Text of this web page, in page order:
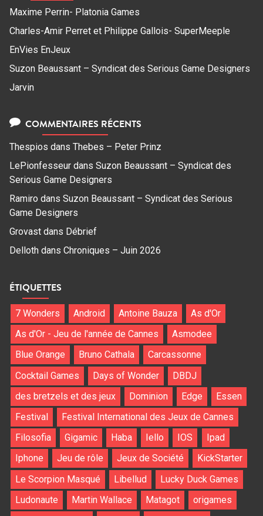
Maxime Perrin- Platonia Games
Charles-Amir Perret et Philippe Gallois- SuperMeeple
EnVies EnJeux
Suzon Beaussant – Syndicat des Serious Game Designers
Jarvin
COMMENTAIRES RÉCENTS
Thespios dans Thebes – Peter Prinz
LePionfesseur dans Suzon Beaussant – Syndicat des
Serious Game Designers
Ramiro dans Suzon Beaussant – Syndicat des Serious
Game Designers
Grovast dans Débrief
Delloth dans Chroniques – Juin 2026
ÉTIQUETTES
7 Wonders Android Antoine Bauza
As d'Or
As d'Or - Jeu de l'année de Cannes
Asmodee
Blue Orange
Bruno Cathala
Carcassonne
Cocktail Games
Days of Wonder
DBDJ
des bretzels et des jeux
Dominion Edge
Essen
Festival
Festival International des Jeux de Cannes
Filosofia
Gigamic Haba Iello IOS
Ipad
Iphone
Jeu de rôle Jeux de Société
KickStarter
Le Scorpion Masqué
Libellud
Lucky Duck Games
Ludonaute
Martin Wallace Matagot
origames